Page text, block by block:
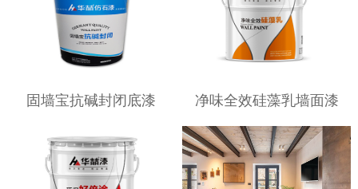
固墙宝抗碱封闭底漆 净味全效硅藻乳墙面漆